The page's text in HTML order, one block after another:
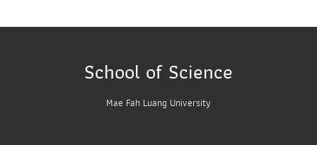
School of Science
Mae Fah Luang University